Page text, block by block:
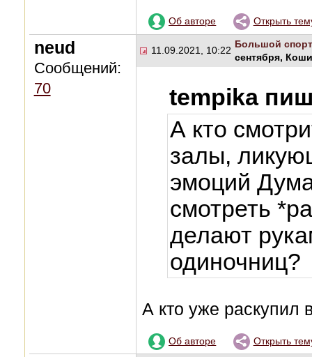
Об авторе Открыть
neud
Сообщений:
70
11.09.2021, 10:22
Большой
сентября,
tempika
А кто
залы,
эмоций
смотреть
делают
одиночниц?
А кто уже
Об авторе Открыть